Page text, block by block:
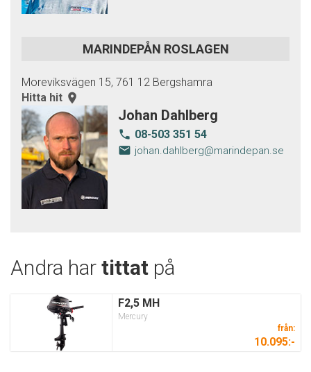
MARINDEPÅN ROSLAGEN
Moreviksvägen 15, 761 12 Bergshamra
Hitta hit room
Johan Dahlberg
local_phone 08-503 351 54
email johan.dahlberg@marindepan.se
Andra har tittat på
F2,5 MH
Mercury
från:
10.095:-